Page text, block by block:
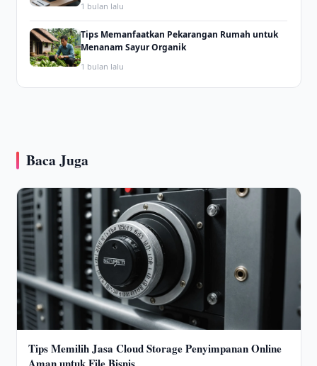
1 bulan lalu
Tips Memanfaatkan Pekarangan Rumah untuk
Menanam Sayur Organik
1 bulan lalu
Baca Juga
Tips Memilih Jasa Cloud Storage Penyimpanan Online